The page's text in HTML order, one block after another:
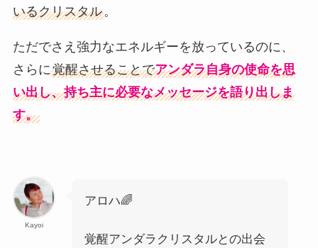
いるクリスタル。
ただでさえ強力なエネルギーを放っているのに、
さらに覚醒させることでアンダラ自身の使命を思
い出し、持ち主に必要なメッセージを語り出しま
す。
Kayoi
アロハ🌈
覚醒アンダラクリスタルとの出会